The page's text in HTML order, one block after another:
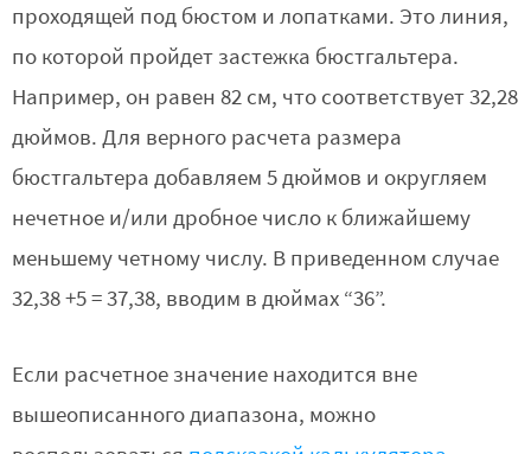
проходящей под бюстом и лопатками. Это линия,
по которой пройдет застежка бюстгальтера.
Например, он равен 82 см, что соответствует 32,28
дюймов. Для верного расчета размера
бюстгальтера добавляем 5 дюймов и округляем
нечетное и/или дробное число к ближайшему
меньшему четному числу. В приведенном случае
32,38 +5 = 37,38, вводим в дюймах “36”.
Если расчетное значение находится вне
вышеописанного диапазона, можно